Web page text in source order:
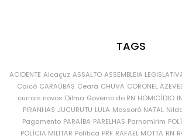
TAGS
ACIDENTE Alcaçuz ASSALTO ASSEMBLEIA
Caicó CARAÚBAS Ceará CHUVA CORONEL
currais novos Dilma Governo do RN HOMICÍDIO
PIRANHAS JUCURUTU LULA Mossoró NATAL
Pagamento PARAÍBA PARELHAS Parnamirim
POLÍCIA MILITAR Política PRF RAFAEL MOTTA RN